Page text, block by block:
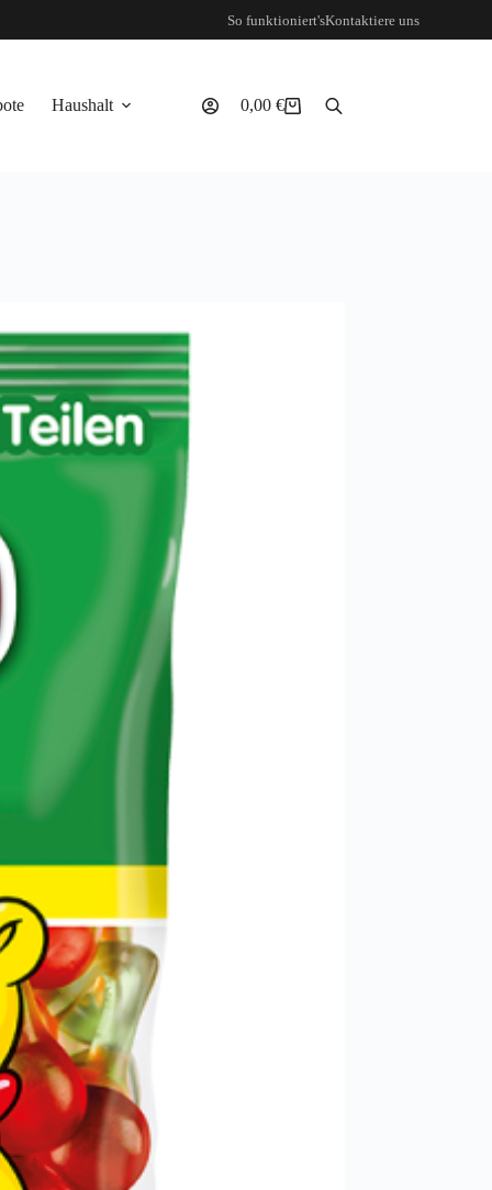
So funktioniert'sKontaktiere uns
Haushalt Warenkorb
0,00 €